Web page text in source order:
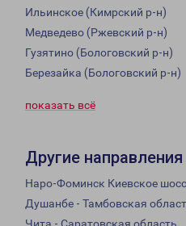
Ильинское (Кимрский р-н)
Медведево (Ржевский р-н)
Гузятино (Бологовский р-н)
Березайка (Бологовский р-н)
показать всё
Другие направления
Наро-Фоминск Киевское
Душанбе - Тамбовская